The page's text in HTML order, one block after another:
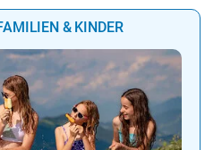
& KINDER